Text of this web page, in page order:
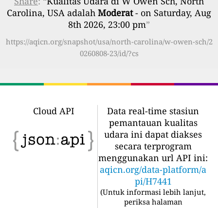
Carolina, USA adalah Moderat- on Saturday, Aug
8th 2026, 23:00 pm”
https://aqicn.org/snapshot/usa/north-carolina/w-owen-sch/2
0260808-23/id/?cs
Cloud API
Data real-time stasiun
pemantauan kualitas
udara ini dapat diakses
secara terprogram
menggunakan url API ini:
aqicn.org/data-platform/a
pi/H7441
(Untuk informasi lebih lanjut,
periksa halaman